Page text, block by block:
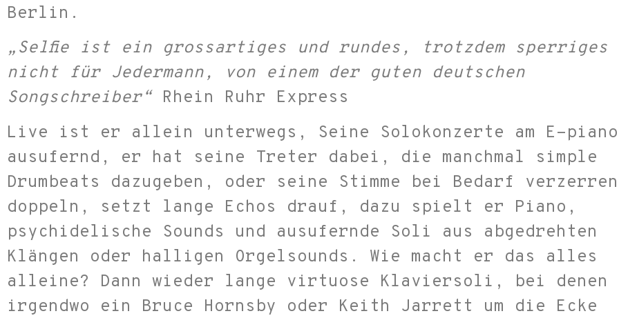
Berlin.
„Selfie ist ein grossartiges und rundes, trotzdem sperriges
nicht für Jedermann, von einem der guten deutschen
Songschreiber“ Rhein Ruhr Express
Live ist er allein unterwegs, Seine Solokonzerte am E-
ausufernd, er hat seine Treter dabei, die manchmal simple
Drumbeats dazugeben, oder seine Stimme bei Bedarf
doppeln, setzt lange Echos drauf, dazu spielt er Piano,
psychidelische Sounds und ausufernde Soli aus abgedrehten
Klängen oder halligen Orgelsounds. Wie macht er das alles
alleine? Dann wieder lange virtuose Klaviersoli, bei denen
irgendwo ein Bruce Hornsby oder Keith Jarrett um die Ecke